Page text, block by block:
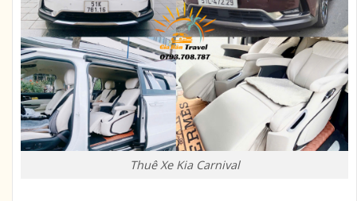
Thuê Xe Kia Carnival